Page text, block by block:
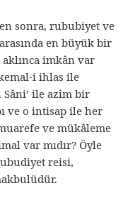
sonra, rububiyet ve
en büyük bir
imkân var
kemal-i ihlas ile
ile azîm bir
ve o intisap ile her
ve mükâleme
var mıdır? Öyle
reisi,